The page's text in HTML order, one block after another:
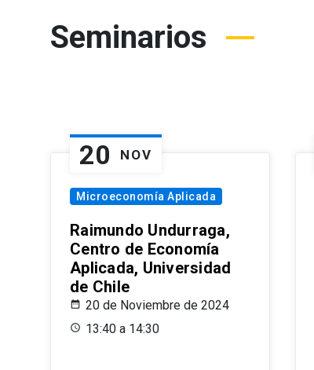
Seminarios
20 NOV
Microeconomía Aplicada
Raimundo Undurraga,
Centro de Economía
Aplicada, Universidad
de Chile
20 de Noviembre de 2024
13:40 a 14:30